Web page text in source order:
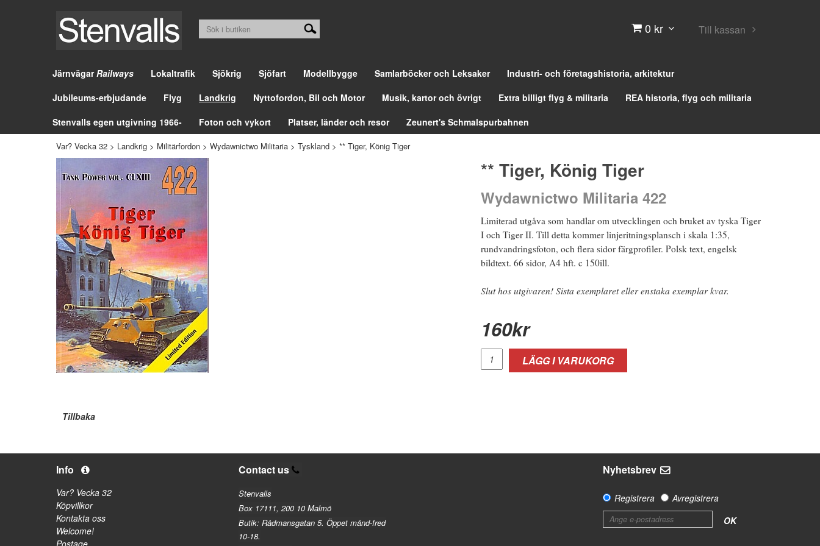
0 kr Till kassan
JärnvägarRailways Lokaltrafik Sjökrig Sjöfart Modellbygge Samlarböcker och Leksaker
Industri- och företagshistoria, arkitektur
Jubileums-erbjudande
Flyg Landkrig Nyttofordon, Bil och Motor Musik, kartor och övrigt Extra billigt flyg & militaria
REA historia, flyg och militaria
Stenvalls egen utgivning 1966-
Foton och vykort Platser, länder och resor Zeunert's Schmalspurbahnen
Var? Vecka 32 > Landkrig > Militärfordon > Wydawnictwo Militaria > Tyskland > ** Tiger, König Tiger
** Tiger, König Tiger
Wydawnictwo Militaria 422
Limiterad utgåva som handlar om utvecklingen och bruket av tyska Tiger
I och Tiger II. Till detta kommer linjeritningsplansch i skala 1:35,
rundvandringsfoton, och flera sidor färgprofiler. Polsk text, engelsk
bildtext. 66 sidor, A4 hft. c 150ill.
Slut hos utgivaren! Sista exemplaret eller enstaka exemplar kvar.
160kr
LÄGG I VARUKORG
Tillbaka
Info
Var? Vecka 32
Köpvillkor
Kontakta oss
Welcome!
Postage
Contact us
Stenvalls
Box 17111, 200 10 Malmö
Butik: Rådmansgatan 5. Öppet månd-fred
10-18.
Nyhetsbrev
Registrera
Avregistrera
OK